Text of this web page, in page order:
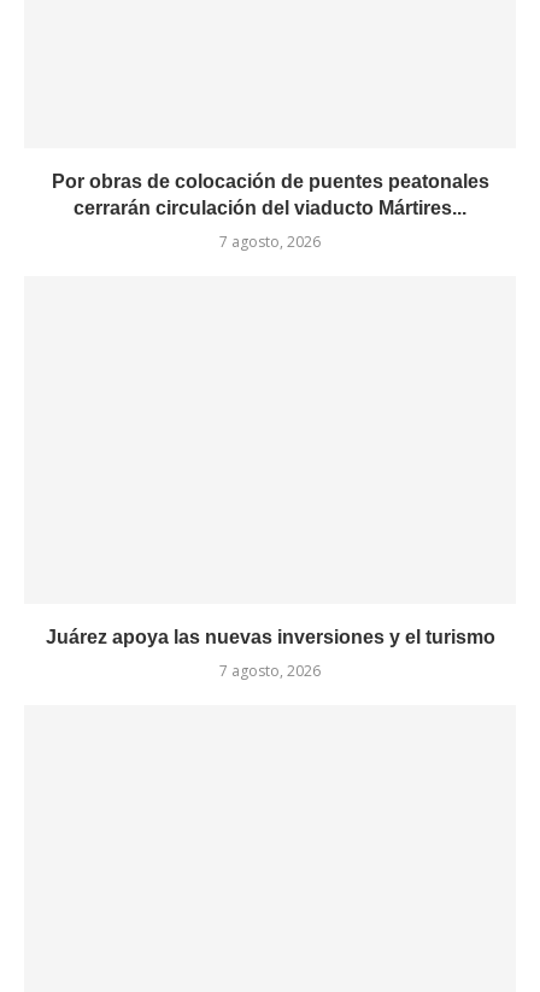
Por obras de colocación de puentes peatonales
cerrarán circulación del viaducto Mártires...
7 agosto, 2026
Juárez apoya las nuevas inversiones y el turismo
7 agosto, 2026